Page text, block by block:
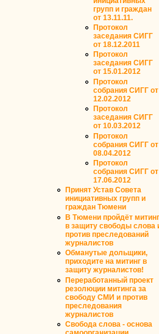
групп и граждан
от 13.11.11.
Протокол
заседания СИГГ
от 18.12.2011
Протокол
заседания СИГГ
от 15.01.2012
Протокол
собрания СИГГ от
12.02.2012
Протокол
заседания СИГГ
от 10.03.2012
Протокол
собрания СИГГ от
08.04.2012
Протокол
собрания СИГГ от
17.06.2012
Принят Устав Совета
инициативных групп и
граждан Тюмени
В Тюмени пройдёт митинг
в защиту свободы слова
против преследований
журналистов
Обманутые дольщики,
приходите на митинг в
защиту журналистов!
Переработанный проект
резолюции митинга за
свободу СМИ и против
преследования
журналистов
Свобода слова - основа